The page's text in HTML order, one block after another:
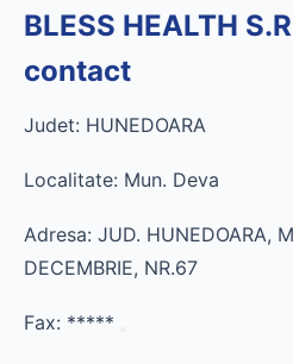
BLESS HEALTH
contact
Judet: HUNEDOARA
Localitate: Mun. Deva
Adresa: JUD. HUNEDOARA,
DECEMBRIE, NR.67
Fax: *****